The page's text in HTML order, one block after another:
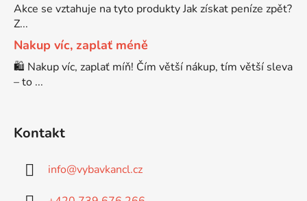
Akce se vztahuje na tyto produkty Jak získat peníze zpět?
Z...
Nakup víc, zaplať méně
🛍️ Nakup víc, zaplať míň! Čím větší nákup, tím větší sleva
– to ...
Kontakt
info@vybavkancl.cz